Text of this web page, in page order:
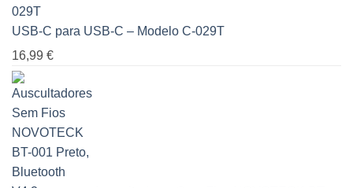
USB-C para USB-C – Modelo C-029T
16,99 €